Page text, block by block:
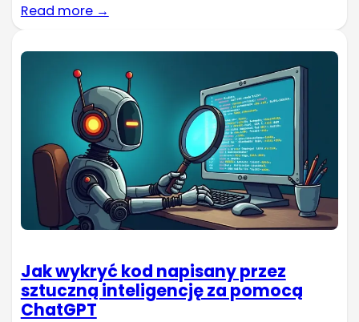
Read more →
Jak wykryć kod napisany przez
sztuczną inteligencję za pomocą
ChatGPT